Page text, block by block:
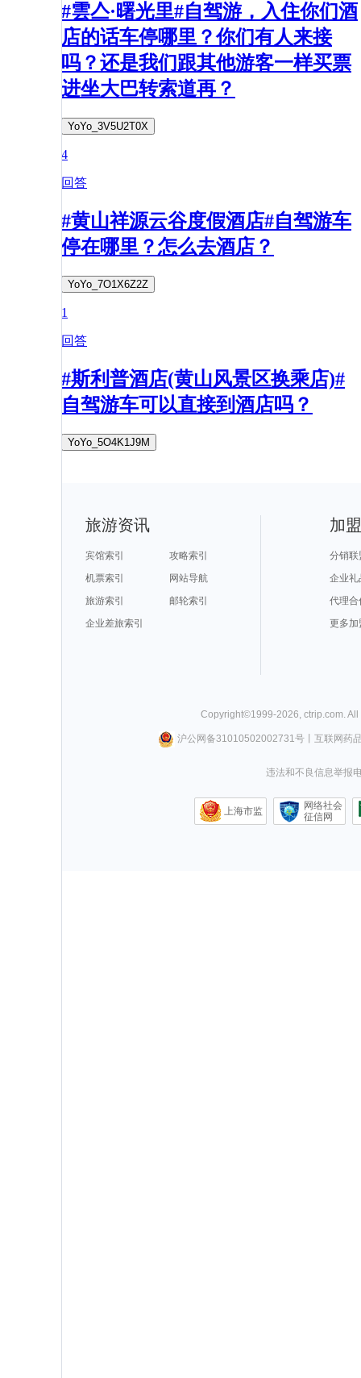
#雲亼·曙光里#自驾游，入住你们酒
店的话车停哪里？你们有人来接
吗？还是我们跟其他游客一样买票
进坐大巴转索道再？
YoYo_3V5U2T0X
4
回答
#黄山祥源云谷度假酒店#自驾游车
停在哪里？怎么去酒店？
YoYo_7O1X6Z2Z
1
回答
#斯利普酒店(黄山风景区换乘店)#
自驾游车可以直接到酒店吗？
YoYo_5O4K1J9M
旅游资讯
宾馆索引
攻略索引
机票索引
网站导航
旅游索引
邮轮索引
企业差旅索引
加
分销联
企业礼
代理合
更多加
Copyright©1999-2026 ctrip.com .
沪公网备31010502002731号丨 互联网药
违法和不良信息举报
上海市监
网络社会
征信网